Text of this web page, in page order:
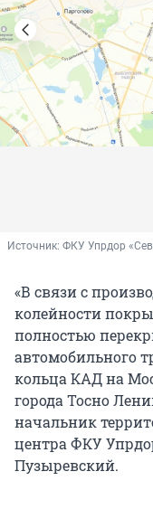
Источник: ФКУ Упрдор
«В связи с
колейности
полностью
автомобильного
кольца КАД на
города Тосно
начальник
центра ФКУ
Пузыревский.